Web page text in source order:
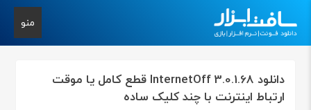
منو
دانلود InternetOff 3.0.1.68 قطع کامل یا موقت
ارتباط اینترنت با چند کلیک ساده